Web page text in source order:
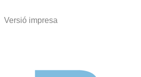
Versió impresa